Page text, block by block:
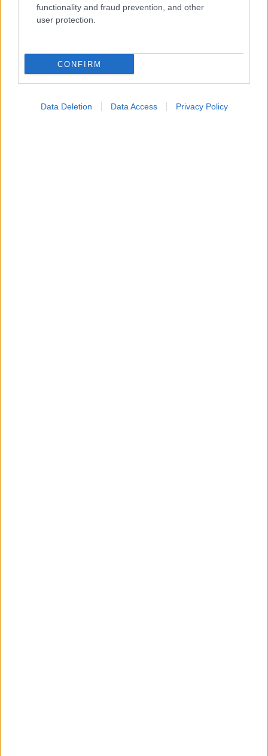
functionality and fraud prevention, and other
user protection.
CONFIRM
Data Deletion Data Access Privacy Policy
Widgets
Ενσωματώστε περιεχόμενο του iatronet.gr στο site σας
Κατάλογοι Υγείας